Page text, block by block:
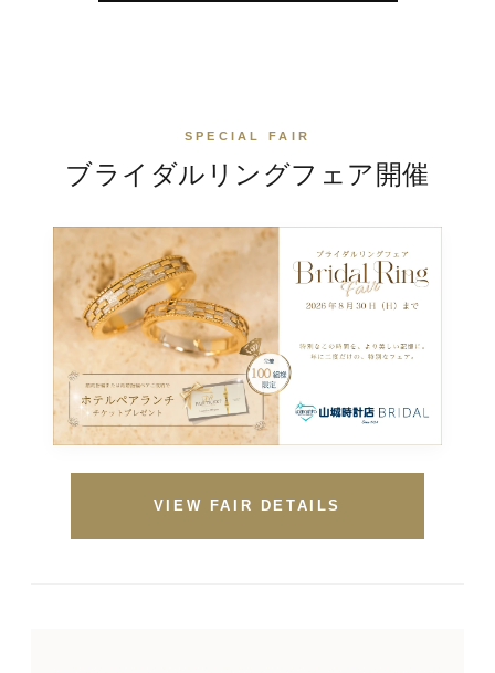
SPECIAL FAIR
ブライダルリングフェア 開催
VIEW FAIR DETAILS